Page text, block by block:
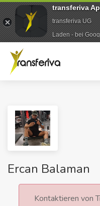
Ercan Balaman
Kontaktieren von
transferiva
transferiva UG
Laden - bei